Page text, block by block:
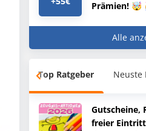
Prämien! 🤯
Alle
Top Ratgeber Neuste
Gutscheine,
freier